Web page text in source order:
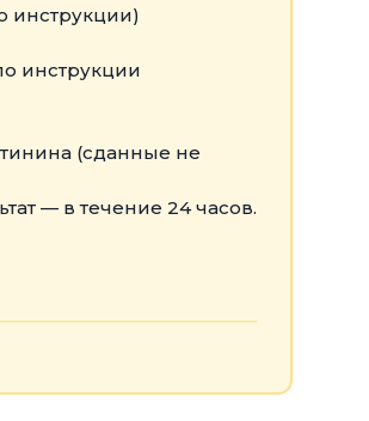
инструкции)
инструкции
(сданные не
— в течение 24 часов.